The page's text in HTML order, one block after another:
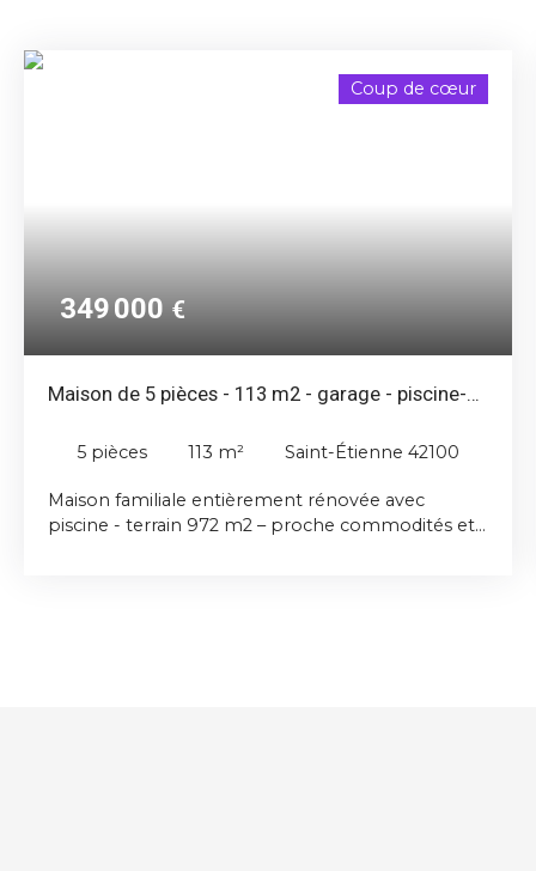
349 000€
Coup de cœur
Maison de 5 pièces - 113 m2 - garage - piscine-
5 pièces 113 m² Saint-Étienne 42100
Maison familiale entièrement rénovée avec
piscine - terrain 972 m2 – proche commodités et